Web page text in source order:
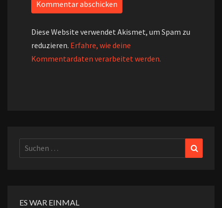
Diese Website verwendet Akismet, um Spam zu
reduzieren. Erfahre, wie deine
Kommentardaten verarbeitet werden.
Suchen
nach:
ES WAR EINMAL